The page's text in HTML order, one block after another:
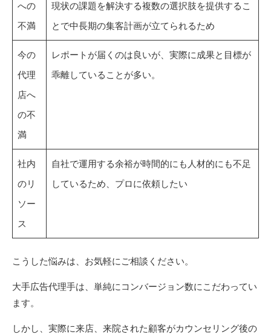
への
不満
現状の課題を解決する複数の選択肢を提供するこ
とで中長期の集客計画が立てられるため
今の
代理
店へ
の不
満
レポートが届くのは良いが、実際に成果と目標が
乖離していることが多い。
社内
のリ
ソー
ス
自社で運用する余裕が時間的にも人材的にも不足
しているため、プロに依頼したい
こうした悩みは、お気軽にご相談ください。
大手広告代理手は、単純にコンバージョン数にこだわってい
ます。
しかし、実際に来店、来院された顧客がカウンセリング後の